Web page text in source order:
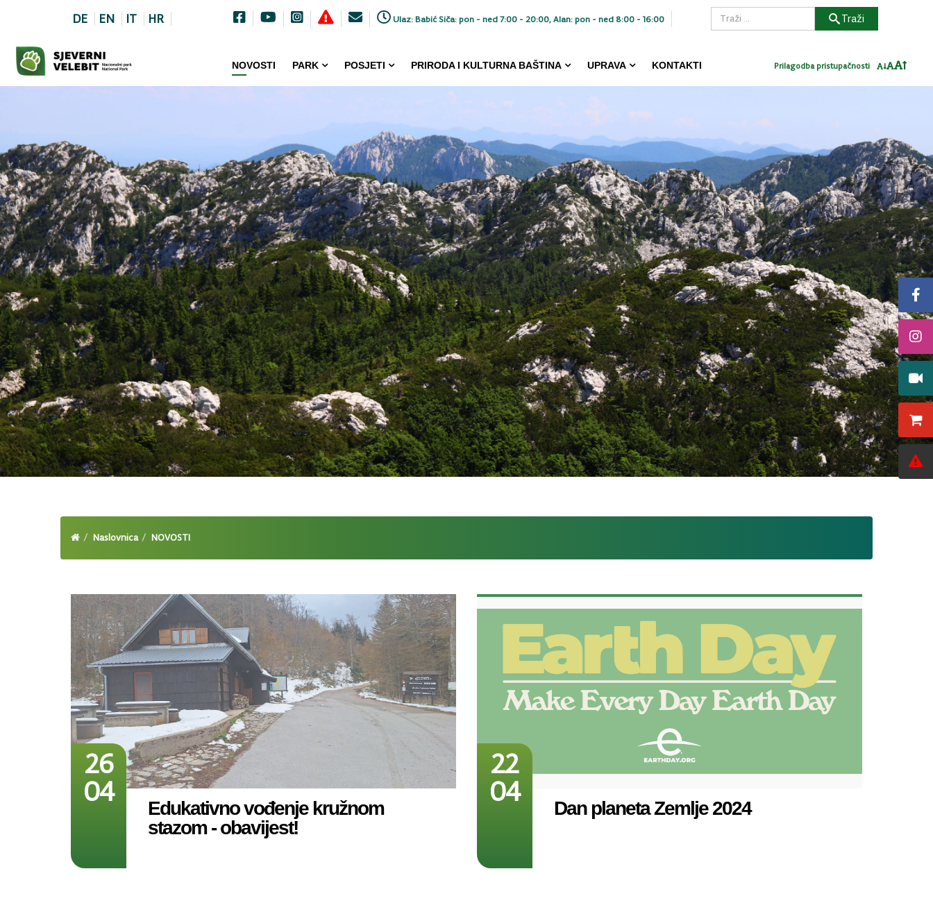
DE EN IT HR Ulaz: Babić Siča: pon - ned 7:00 - 20:00, Alan: pon - ned 8:00 - 16:00 Traži
NOVOSTI PARK POSJETI PRIRODA I KULTURNA BAŠTINA UPRAVA KONTAKTI Prilagodba pristupačnosti
Naslovnica NOVOSTI
26
04
Edukativno vođenje kružnom
stazom - obavijest!
22
04
Dan planeta Zemlje 2024